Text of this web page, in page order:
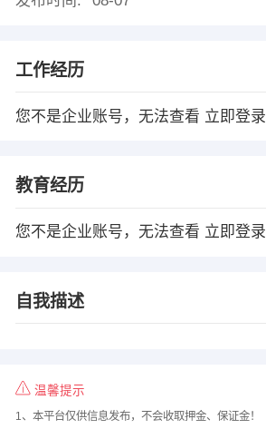
工作经历
您不是企业账号，无法查看 立即登录
教育经历
您不是企业账号，无法查看 立即登录
自我描述
温馨提示
1、本平台仅供信息发布，不会收取押金、保证金！